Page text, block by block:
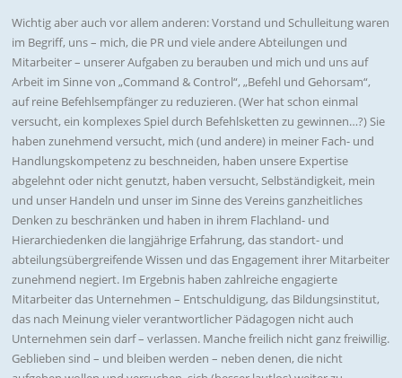
Wichtig aber auch vor allem anderen: Vorstand und Schulleitung waren
im Begriff, uns – mich, die PR und viele andere Abteilungen und
Mitarbeiter – unserer Aufgaben zu berauben und mich und uns auf
Arbeit im Sinne von „Command & Control“, „Befehl und Gehorsam“,
auf reine Befehlsempfänger zu reduzieren. (Wer hat schon einmal
versucht, ein komplexes Spiel durch Befehlsketten zu gewinnen…?) Sie
haben zunehmend versucht, mich (und andere) in meiner Fach- und
Handlungskompetenz zu beschneiden, haben unsere Expertise
abgelehnt oder nicht genutzt, haben versucht, Selbständigkeit, mein
und unser Handeln und unser im Sinne des Vereins ganzheitliches
Denken zu beschränken und haben in ihrem Flachland- und
Hierarchiedenken die langjährige Erfahrung, das standort- und
abteilungsübergreifende Wissen und das Engagement ihrer Mitarbeiter
zunehmend negiert. Im Ergebnis haben zahlreiche engagierte
Mitarbeiter das Unternehmen – Entschuldigung, das Bildungsinstitut,
das nach Meinung vieler verantwortlicher Pädagogen nicht auch
Unternehmen sein darf – verlassen. Manche freilich nicht ganz freiwillig.
Geblieben sind – und bleiben werden – neben denen, die nicht